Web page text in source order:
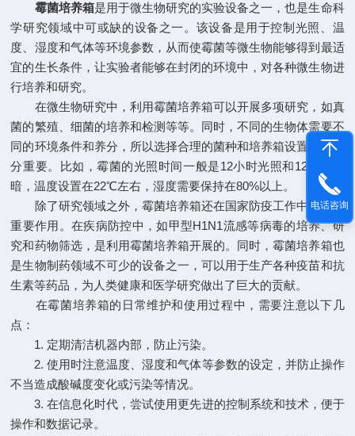
霉菌培养箱是用于微生物研究的实验设备之一，也是生命科
学研究领域中可或缺的设备之一。该设备是用于控制光照、温
度、湿度和气体等环境参数，从而使霉菌等微生物能够得到最适
宜的生长条件，让实验者能够在封闭的环境中，对各种微生物进
行培养和研究。
在微生物研究中，利用霉菌培养箱可以开展多项研究，如真
菌的繁殖、细菌的培养和检测等等。同时，不同的生物体需要不
同的环境条件和养分，所以选择合理的菌种和培养箱设置参数十
分重要。比如，霉菌的光照时间一般是12小时光照和12小时黑
暗，温度设置在22℃左右，湿度需要保持在80%以上。
除了研究领域之外，霉菌培养箱还在国家防疫工作中发挥了
重要作用。在疾病防控中，如甲型H1N1流感等病毒的培养、研
究和药物筛选，是利用霉菌培养箱开展的。同时，霉菌培养箱也
是生物制药领域不可少的设备之一，可以用于生产各种疫苗和抗
生素等药品，为人类健康和医学研究做出了巨大的贡献。
在霉菌培养箱的日常维护和使用过程中，需要注意以下几
点：
1. 定期清洁机器内部，防止污染。
2. 使用时注意温度、湿度和气体等参数的设定，并防止操作
不当造成酸碱度变化或污染等情况。
3. 在信息化时代，尝试使用更先进的控制系统和技术，便于
操作和数据记录。
电话咨询